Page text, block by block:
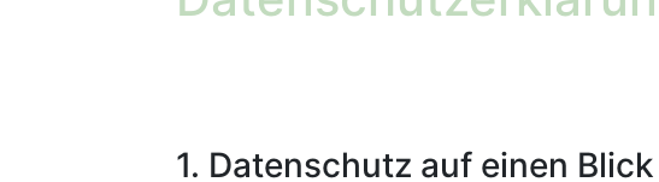
1. Datenschutz auf einen Blick